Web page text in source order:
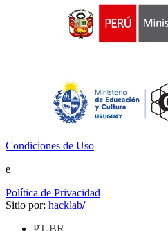
Condiciones de Uso
e
Política de Privacidad
Sitio por: hacklab/
PT-BR